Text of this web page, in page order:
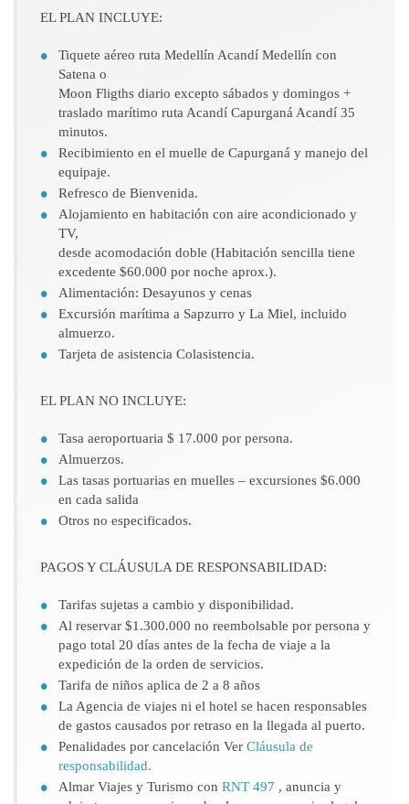
EL PLAN INCLUYE:
Tiquete aéreo ruta Medellín Acandí Medellín con
Satena o
Moon Fligths diario excepto sábados y domingos +
traslado marítimo ruta Acandí Capurganá Acandí 35
minutos.
Recibimiento en el muelle de Capurganá y manejo del
equipaje.
Refresco de Bienvenida.
Alojamiento en habitación con aire acondicionado y
TV,
desde acomodación doble (Habitación sencilla tiene
excedente $60.000 por noche aprox.).
Alimentación: Desayunos y cenas
Excursión marítima a Sapzurro y La Miel, incluido
almuerzo.
Tarjeta de asistencia Colasistencia.
EL PLAN NO INCLUYE:
Tasa aeroportuaria $ 17.000 por persona.
Almuerzos.
Las tasas portuarias en muelles – excursiones $6.000
en cada salida
Otros no especificados.
PAGOS Y CLÁUSULA DE RESPONSABILIDAD:
Tarifas sujetas a cambio y disponibilidad.
Al reservar $1.300.000 no reembolsable por persona y
pago total 20 días antes de la fecha de viaje a la
expedición de la orden de servicios.
Tarifa de niños aplica de 2 a 8 años
La Agencia de viajes ni el hotel se hacen responsables
de gastos causados por retraso en la llegada al puerto.
Penalidades por cancelación Ver Cláusula de
responsabilidad.
Almar Viajes y Turismo con RNT 497 , anuncia y